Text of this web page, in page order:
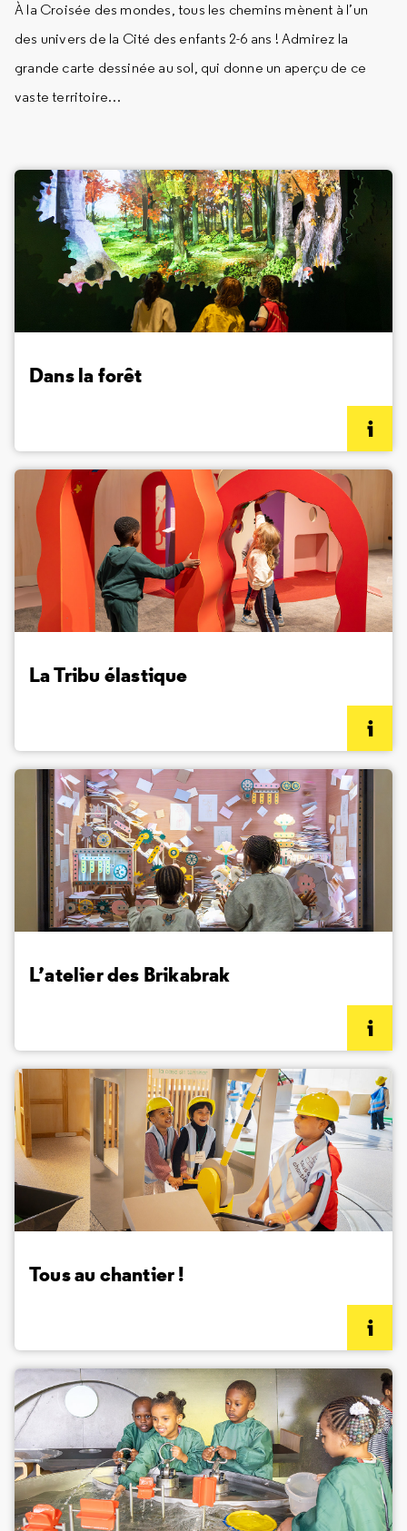
À la Croisée des mondes, tous les chemins mènent à l’un
des univers de la Cité des enfants 2-6 ans ! Admirez la
grande carte dessinée au sol, qui donne un aperçu de ce
vaste territoire…
Dans la forêt
La Tribu élastique
L’atelier des Brikabrak
Tous au chantier !